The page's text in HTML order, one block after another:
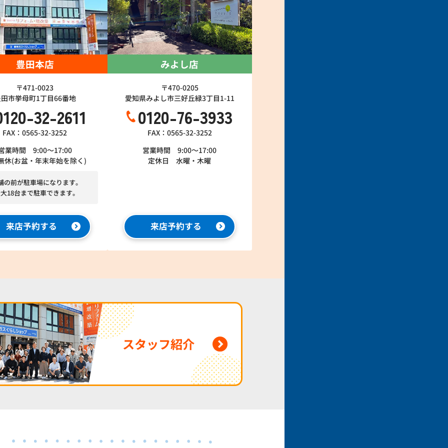
豊田本店
〒471-0023
市挙母町1丁目66番地
32-2611
FAX：0565-32-3252
業時間 9:00～17:00
休(お盆・年末年始を除く)
の前が駐車場になります。
18台まで駐車できます。
来店予約する
みよし店
〒470-0205
愛知県みよし市三好丘緑3丁目1-11
0120-76-3933
FAX：0565-32-3252
営業時間 9:00～17:00
定休日 水曜・木曜
来店予約する
スタッフ紹介